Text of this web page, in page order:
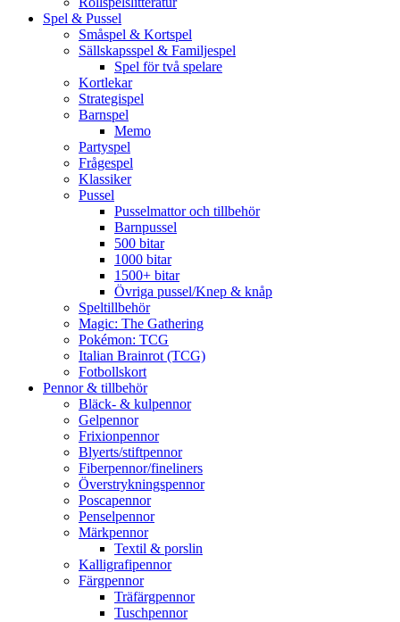
Spel & Pussel
Småspel & Kortspel
Sällskapsspel & Familjespel
Spel för två spelare
Kortlekar
Strategispel
Barnspel
Memo
Partyspel
Frågespel
Klassiker
Pussel
Pusselmattor och tillbehör
Barnpussel
500 bitar
1000 bitar
1500+ bitar
Övriga pussel/Knep & knåp
Speltillbehör
Magic: The Gathering
Pokémon: TCG
Italian Brainrot (TCG)
Fotbollskort
Pennor & tillbehör
Bläck- & kulpennor
Gelpennor
Frixionpennor
Blyerts/stiftpennor
Fiberpennor/fineliners
Överstrykningspennor
Poscapennor
Penselpennor
Märkpennor
Textil & porslin
Kalligrafipennor
Färgpennor
Träfärgpennor
Tuschpennor